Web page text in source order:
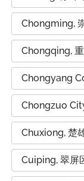
Chongming,
Chongqing,
Chongyang
Chongzuo
Chuxiong, 楚
Cuiping, 翠屏